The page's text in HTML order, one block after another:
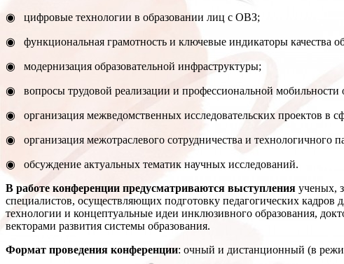
◉ цифровые технологии в образовании лиц с ОВЗ;
◉ функциональная грамотность и ключевые индикаторы качества
◉ модернизация образовательной инфраструктуры;
◉ вопросы трудовой реализации и профессиональной
◉ организация межведомственных исследовательских проектов в
◉ организация межотраслевого сотрудничества и технологичного
◉ обсуждение актуальных тематик научных исследований.
В работе конференции предусматриваются выступления ученых,
специалистов, осуществляющих подготовку педагогических кадров
технологии и концептуальные идеи инклюзивного образования,
векторами развития системы образования.
Формат проведения конференции: очный и дистанционный (в